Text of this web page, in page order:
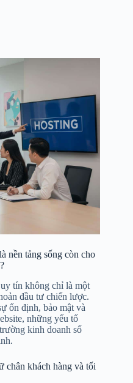
nền tảng sống còn cho
tín không chỉ là một
đầu tư chiến lược.
ổn định, bảo mật và
những yếu tố
kinh doanh số
chân khách hàng và tối